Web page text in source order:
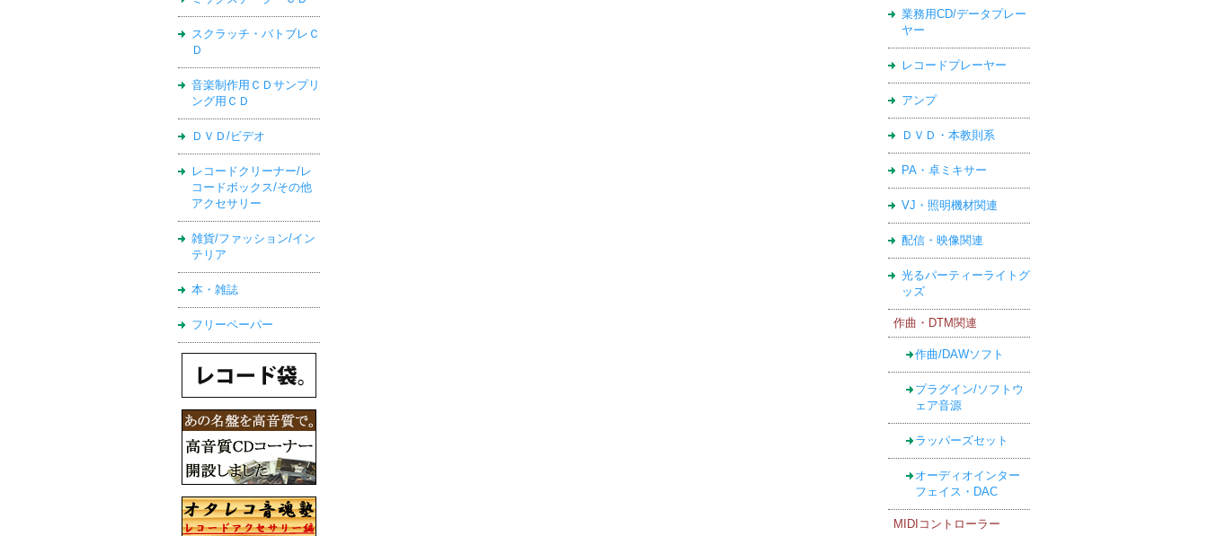
スクラッチ・バトブレＣ
Ｄ
音楽制作用ＣＤサンプリ
ング用ＣＤ
ＤＶＤ/ビデオ
レコードクリーナー/レ
コードボックス/その他
アクセサリー
雑貨/ファッション/イン
テリア
本・雑誌
フリーペーパー
業務用CD/データプレー
ヤー
レコードプレーヤー
アンプ
ＤＶＤ・本教則系
PA・卓ミキサー
VJ・照明機材関連
配信・映像関連
光るパーティーライトグ
ッズ
作曲・DTM関連
作曲/DAWソフト
プラグイン/ソフトウ
ェア音源
ラッパーズセット
オーディオインター
フェイス・DAC
MIDIコントローラー